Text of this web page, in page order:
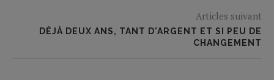
Articles suivant
DÉJÀ DEUX ANS, TANT D'ARGENT ET SI PEU DE
CHANGEMENT